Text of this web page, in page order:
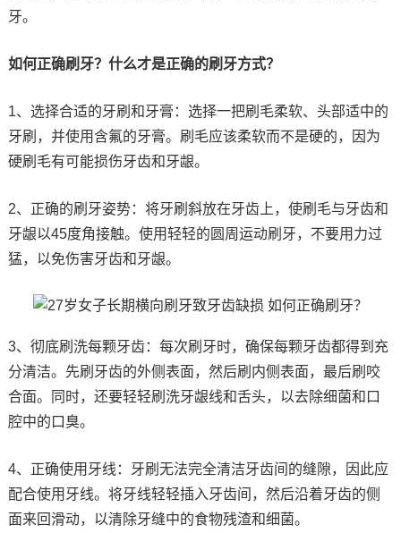
牙。
如何正确刷牙？什么才是正确的刷牙方式？
1、选择合适的牙刷和牙膏：选择一把刷毛柔软、头部适中的
牙刷，并使用含氟的牙膏。刷毛应该柔软而不是硬的，因为
硬刷毛有可能损伤牙齿和牙龈。
2、正确的刷牙姿势：将牙刷斜放在牙齿上，使刷毛与牙齿和
牙龈以45度角接触。使用轻轻的圆周运动刷牙，不要用力过
猛，以免伤害牙齿和牙龈。
3、彻底刷洗每颗牙齿：每次刷牙时，确保每颗牙齿都得到充
分清洁。先刷牙齿的外侧表面，然后刷内侧表面，最后刷咬
合面。同时，还要轻轻刷洗牙龈线和舌头，以去除细菌和口
腔中的口臭。
4、正确使用牙线：牙刷无法完全清洁牙齿间的缝隙，因此应
配合使用牙线。将牙线轻轻插入牙齿间，然后沿着牙齿的侧
面来回滑动，以清除牙缝中的食物残渣和细菌。